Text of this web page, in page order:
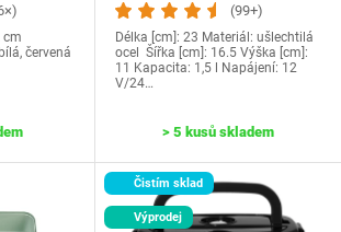
cm
červená
(99+)
Délka [cm]: 23 Materiál: ušlechtilá
ocel Šířka [cm]: 16.5 Výška [cm]:
11 Kapacita: 1,5 l Napájení: 12
V/24…
> 5 kusů skladem
Čistím sklad
Výprodej